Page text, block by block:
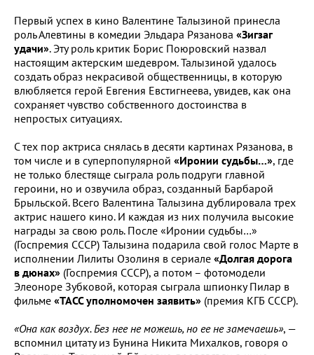
Первый успех в кино Валентине Талызиной принесла
роль Алевтины в комедии Эльдара Рязанова «Зигзаг
удачи». Эту роль критик Борис Поюровский назвал
настоящим актерским шедевром. Талызиной удалось
создать образ некрасивой общественницы, в которую
влюбляется герой Евгения Евстигнеева, увидев, как она
сохраняет чувство собственного достоинства в
непростых ситуациях.
С тех пор актриса снялась в десяти картинах Рязанова, в
том числе и в суперпопулярной «Иронии судьбы…», где
не только блестяще сыграла роль подруги главной
героини, но и озвучила образ, созданный Барбарой
Брыльской. Всего Валентина Талызина дублировала трех
актрис нашего кино. И каждая из них получила высокие
награды за свою роль. После «Иронии судьбы…»
(Госпремия СССР) Талызина подарила свой голос Марте в
исполнении Лилиты Озолиня в сериале «Долгая дорога
в дюнах» (Госпремия СССР), а потом – фотомодели
Элеоноре Зубковой, которая сыграла шпионку Пилар в
фильме «ТАСС уполномочен заявить» (премия КГБ СССР).
«Она как воздух. Без нее не можешь, но ее не замечаешь», —
вспомнил цитату из Бунина Никита Михалков, говоря о